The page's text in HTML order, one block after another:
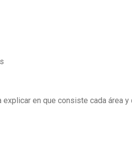
en que consiste cada área